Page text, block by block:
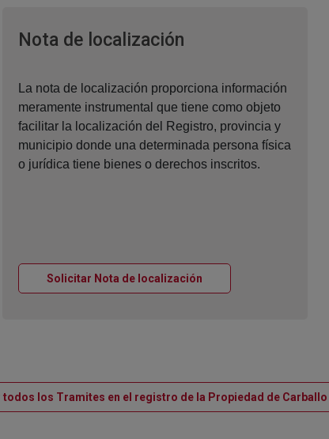
Nota de localizaciónVentana nueva
La nota de localización proporciona información
meramente instrumental que tiene como objeto
facilitar la localización del Registro, provincia y
municipio donde una determinada persona física
o jurídica tiene bienes o derechos inscritos.
Solicitar Nota de localizaciónVentana nueva
todos los Tramites en el registro de la Propiedad de Carballo